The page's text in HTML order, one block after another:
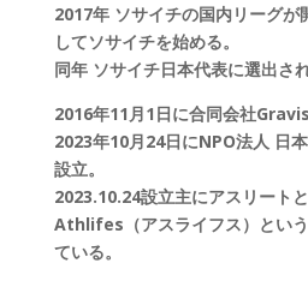
2017年 ソサイチの国内リーグが
してソサイチを始める。
同年 ソサイチ日本代表に選出され
2016年11月1日に合同会社Gravis
2023年10月24日にNPO法人 日
設立。
2023.10.24設立主にアスリート
Athlifes（アスライフス）とい
ている。